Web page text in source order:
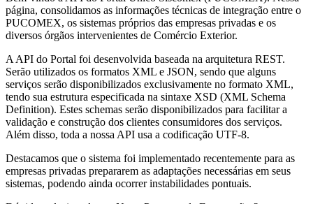
página, consolidamos as informações técnicas de integração entre o
PUCOMEX, os sistemas próprios das empresas privadas e os
diversos órgãos intervenientes de Comércio Exterior.
A API do Portal foi desenvolvida baseada na arquitetura REST.
Serão utilizados os formatos XML e JSON, sendo que alguns
serviços serão disponibilizados exclusivamente no formato XML,
tendo sua estrutura especificada na sintaxe XSD (XML Schema
Definition). Estes schemas serão disponibilizados para facilitar a
validação e construção dos clientes consumidores dos serviços.
Além disso, toda a nossa API usa a codificação UTF-8.
Destacamos que o sistema foi implementado recentemente para as
empresas privadas prepararem as adaptações necessárias em seus
sistemas, podendo ainda ocorrer instabilidades pontuais.